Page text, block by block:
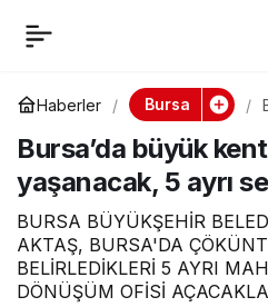
Haberler Bursa
Bursa’da büyük
yaşanacak, 5 ayrı
BURSA BÜYÜKŞEHİR
AKTAŞ, BURSA'DA
BELİRLEDİKLERİ 5 AYRI
DÖNÜŞÜM OFİSİ
Bursa’da büyük
kentsel dönüşüm
yaşanacak, 5 ayrı
semtte ofis açılıyor